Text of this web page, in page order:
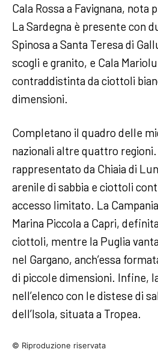
Cala Rossa a Favignana, nota
La Sardegna è presente con
Spinosa a Santa Teresa di
scogli e granito, e Cala
contraddistinta da ciottoli
dimensioni.
Completano il quadro delle
nazionali altre quattro
rappresentato da Chiaia di
arenile di sabbia e ciottoli
accesso limitato. La
Marina Piccola a Capri,
ciottoli, mentre la Puglia
nel Gargano, anch’essa
di piccole dimensioni. Infine,
nell’elenco con le distese di
dell’Isola, situata a Tropea.
© Riproduzione riservata